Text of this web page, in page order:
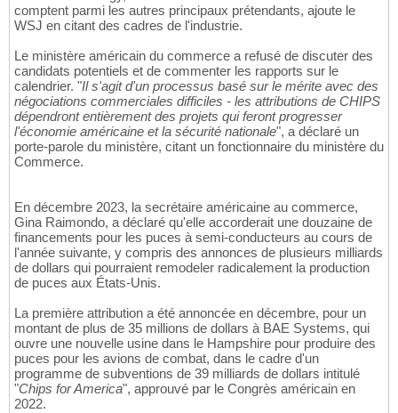
comptent parmi les autres principaux prétendants, ajoute le
WSJ en citant des cadres de l'industrie.
Le ministère américain du commerce a refusé de discuter des
candidats potentiels et de commenter les rapports sur le
calendrier. "Il s'agit d'un processus basé sur le mérite avec des
négociations commerciales difficiles - les attributions de CHIPS
dépendront entièrement des projets qui feront progresser
l'économie américaine et la sécurité nationale", a déclaré un
porte-parole du ministère, citant un fonctionnaire du ministère du
Commerce.
En décembre 2023, la secrétaire américaine au commerce,
Gina Raimondo, a déclaré qu'elle accorderait une douzaine de
financements pour les puces à semi-conducteurs au cours de
l'année suivante, y compris des annonces de plusieurs milliards
de dollars qui pourraient remodeler radicalement la production
de puces aux États-Unis.
La première attribution a été annoncée en décembre, pour un
montant de plus de 35 millions de dollars à BAE Systems, qui
ouvre une nouvelle usine dans le Hampshire pour produire des
puces pour les avions de combat, dans le cadre d'un
programme de subventions de 39 milliards de dollars intitulé
"Chips for America", approuvé par le Congrès américain en
2022.